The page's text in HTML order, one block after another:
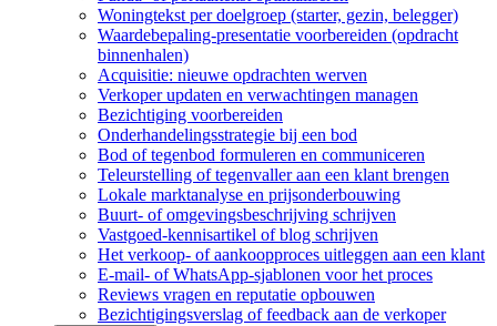
Woningtekst per doelgroep (starter, gezin, belegger)
Waardebepaling-presentatie voorbereiden (opdracht
binnenhalen)
Acquisitie: nieuwe opdrachten werven
Verkoper updaten en verwachtingen managen
Bezichtiging voorbereiden
Onderhandelingsstrategie bij een bod
Bod of tegenbod formuleren en communiceren
Teleurstelling of tegenvaller aan een klant brengen
Lokale marktanalyse en prijsonderbouwing
Buurt- of omgevingsbeschrijving schrijven
Vastgoed-kennisartikel of blog schrijven
Het verkoop- of aankoopproces uitleggen aan een klant
E-mail- of WhatsApp-sjablonen voor het proces
Reviews vragen en reputatie opbouwen
Bezichtigingsverslag of feedback aan de verkoper